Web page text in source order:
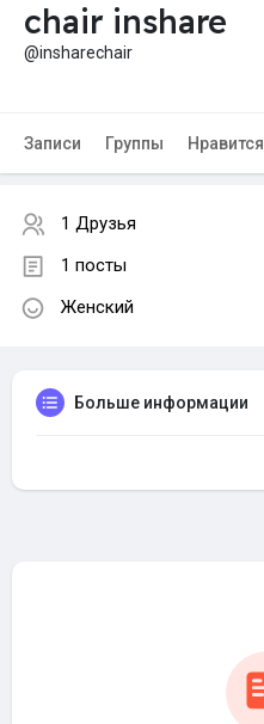
chair inshare
@insharechair
Записи Группы Нравится
1 Друзья
1 посты
Женский
Больше информации